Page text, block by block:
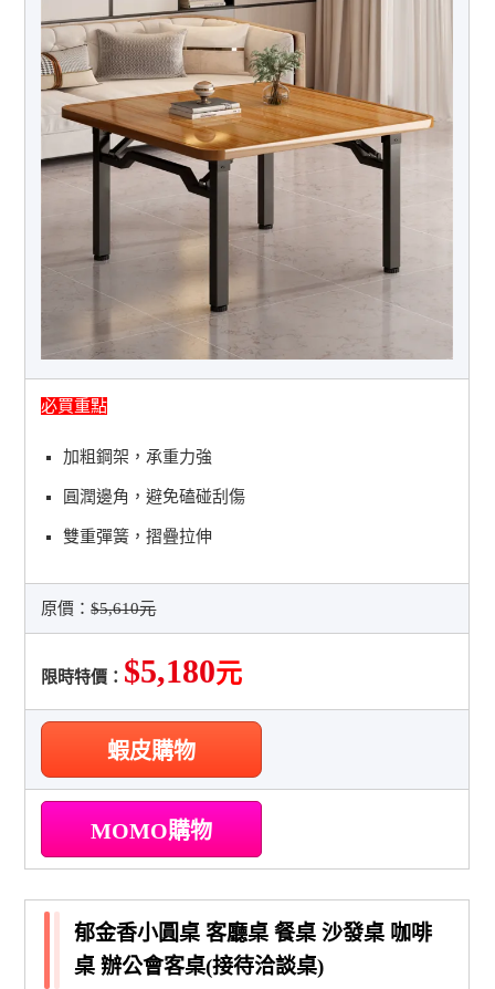
必買重點
加粗鋼架，承重力強
圓潤邊角，避免磕碰刮傷
雙重彈簧，摺疊拉伸
原價：$5,610元
限時特價： $5,180元
蝦皮購物
MOMO購物
郁金香小圓桌 客廳桌 餐桌 沙發桌 咖啡
桌 辦公會客桌(接待洽談桌)